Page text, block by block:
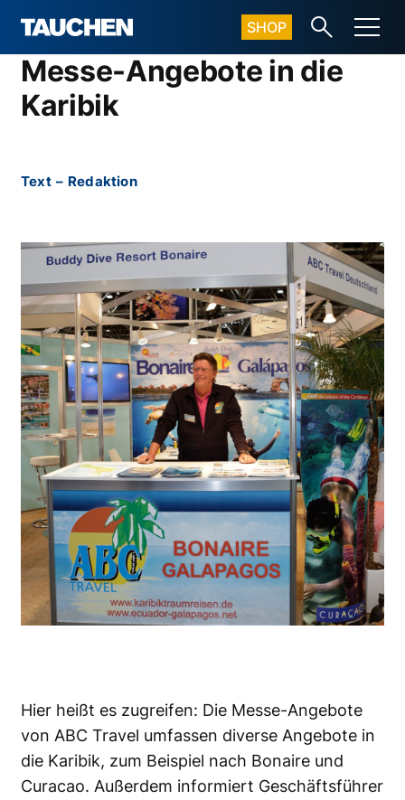
SHOP
Messe-Angebote in die
Karibik
Text – Redaktion
Hier heißt es zugreifen: Die Messe-Angebote
von ABC Travel umfassen diverse Angebote in
die Karibik, zum Beispiel nach Bonaire und
Curacao. Außerdem informiert Geschäftsführer